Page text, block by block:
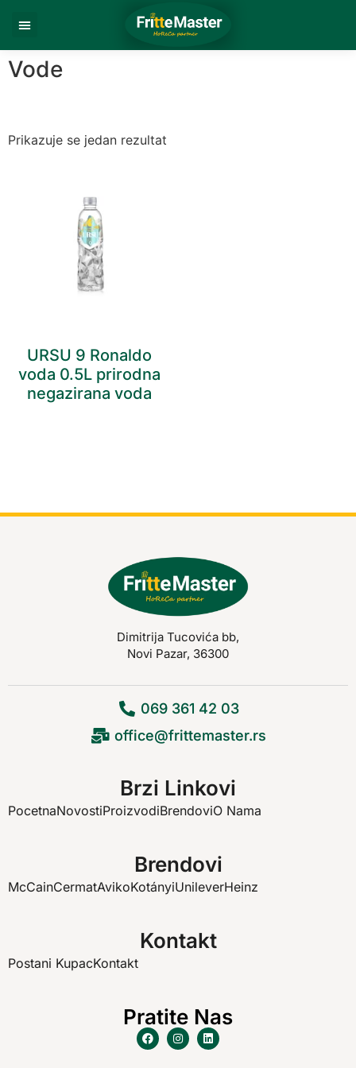
Vode
Prikazuje se jedan rezultat
URSU 9 Ronaldo
voda 0.5L prirodna
negazirana voda
Dimitrija Tucovića bb,
Novi Pazar, 36300
069 361 42 03
office@frittemaster.rs
Brzi Linkovi
PocetnaNovostiProizvodiBrendoviO Nama
Brendovi
McCainCermatAvikoKotányiUnileverHeinz
Kontakt
Postani KupacKontakt
Pratite Nas